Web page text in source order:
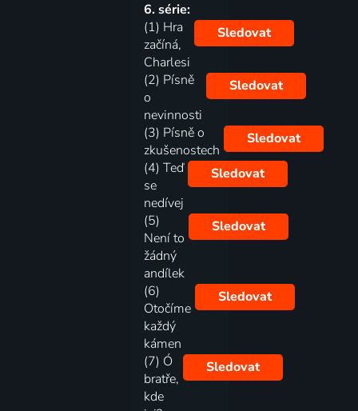
6. série:
(1) Hra
začíná,
Charlesi
Sledovat
(2) Písně
o
nevinnosti
Sledovat
(3) Písně o
zkušenostech
Sledovat
(4) Teď
se
nedívej
Sledovat
(5)
Není to
žádný
andílek
Sledovat
(6)
Otočíme
každý
kámen
Sledovat
(7) Ó
bratře,
kde
Sledovat